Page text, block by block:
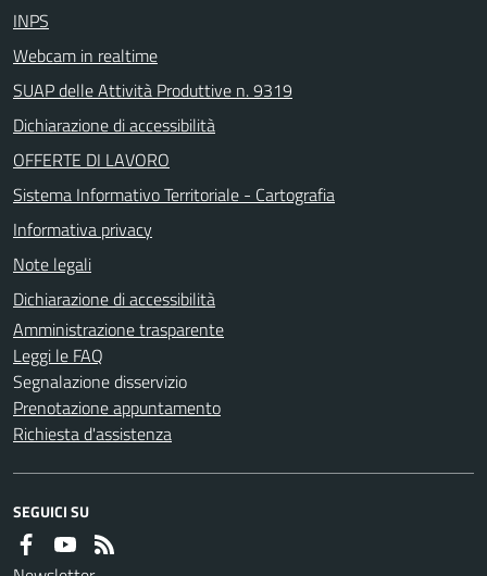
INPS
Webcam in realtime
SUAP delle Attività Produttive n. 9319
Dichiarazione di accessibilità
OFFERTE DI LAVORO
Sistema Informativo Territoriale - Cartografia
Informativa privacy
Note legali
Dichiarazione di accessibilità
Amministrazione trasparente
Leggi le FAQ
Segnalazione disservizio
Prenotazione appuntamento
Richiesta d'assistenza
SEGUICI SU